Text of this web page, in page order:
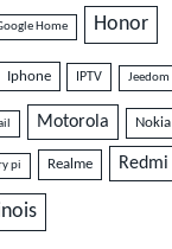
Home Honor
Iphone IPTV Jeedom
Motorola Nokia
pi Realme Redmi